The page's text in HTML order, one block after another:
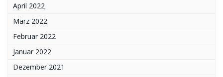
April 2022
März 2022
Februar 2022
Januar 2022
Dezember 2021